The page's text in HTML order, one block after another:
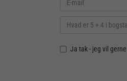
Ja tak - jeg vil